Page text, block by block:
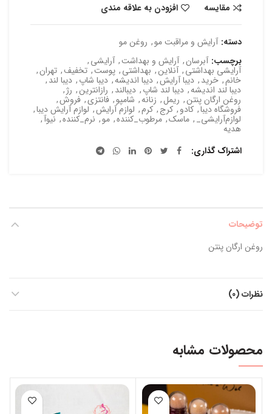
مقایسه
افزودن به علاقه مندی
دسته: آرایش و مراقبت مو, روغن مو
برچسب: ‫آبرسان, آرایش و بهداشت, آرایشی,
آرایشی بهداشتی, آنلاین, بهداشتی, پوست, تخفیف, تهران,
خانم, خرید, دیبا آرایش, دیبا اندیشه, دیبا شاپ, دیبا لند,
دیبا لند اندیشه, دیبا لند شاپ, دیبالند, رازانترین, رژ,
روغن ارگان پنتن, ریمل, زنانه, شامپو, فانتزی, فروش,
فروشگاه دیبا, کادو, کرج, کرم, لوازم آرایش, لوازم آرایش دیبا,
لوازم‬‪_‬‫آرایشی , ماسک, مرطوب_کننده, مو, نرم_کننده, نیوآ,
هدیه‬
اشتراک گذاری
توضیحات
روغن ارگان پنتن
نظرات (0)
محصولات مشابه